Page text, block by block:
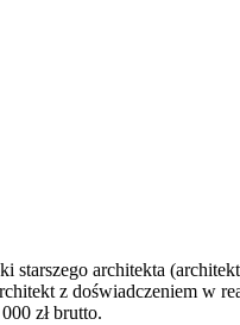
architekta
z doświadczeniem w
zł brutto.